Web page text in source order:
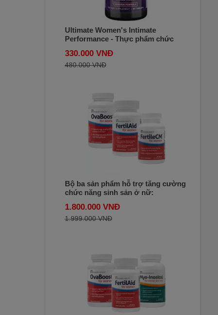
Ultimate Women's Intimate
Performance - Thực phẩm chức
nữ giới hộp 90 viên
330.000 VNĐ
480.000 VNĐ
Bộ ba sản phẩm hỗ trợ tăng cường
chức năng sinh sản ở nữ:
for Women
1.800.000 VNĐ
1.999.000 VNĐ